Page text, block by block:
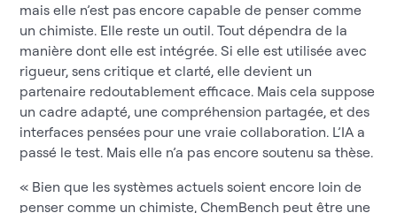
mais elle n’est pas encore capable de penser comme
un chimiste. Elle reste un outil. Tout dépendra de la
manière dont elle est intégrée. Si elle est utilisée avec
rigueur, sens critique et clarté, elle devient un
partenaire redoutablement efficace. Mais cela suppose
un cadre adapté, une compréhension partagée, et des
interfaces pensées pour une vraie collaboration. L’IA a
passé le test. Mais elle n’a pas encore soutenu sa thèse.
« Bien que les systèmes actuels soient encore loin de
penser comme un chimiste, ChemBench peut être une